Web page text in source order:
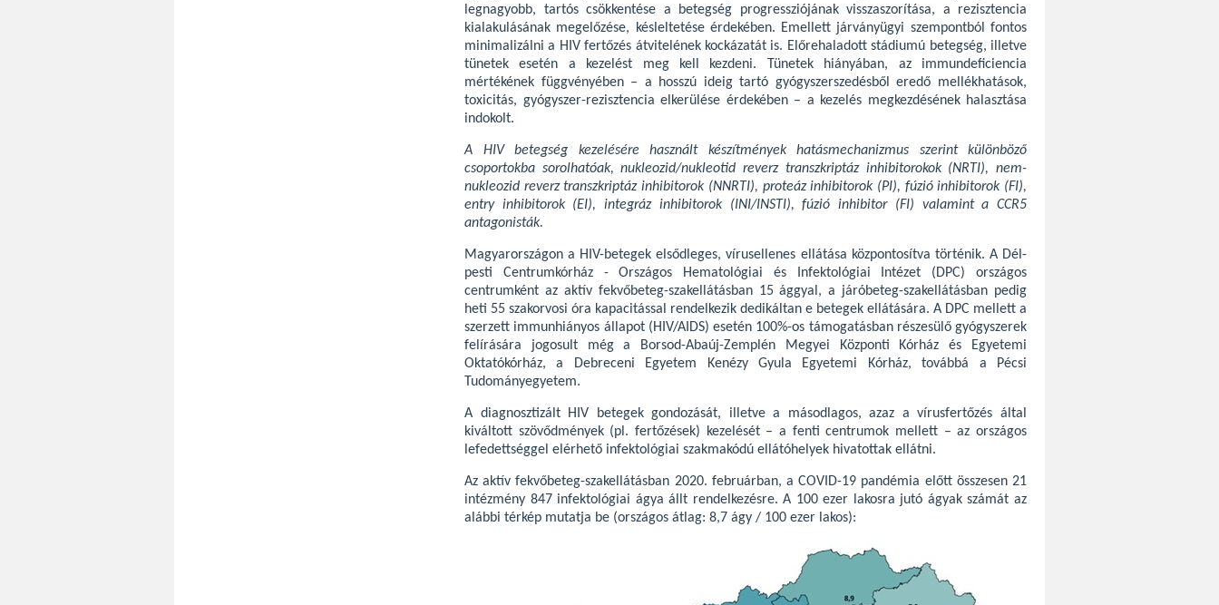
legnagyobb, tartós csökkentése a betegség progressziójának visszaszorítása, a rezisztencia
kialakulásának megelőzése, késleltetése érdekében. Emellett járványügyi szempontból fontos
minimalizálni a HIV fertőzés átvitelének kockázatát is. Előrehaladott stádiumú betegség, illetve
tünetek esetén a kezelést meg kell kezdeni. Tünetek hiányában, az immundeficiencia
mértékének függvényében – a hosszú ideig tartó gyógyszerszedésből eredő mellékhatások,
toxicitás, gyógyszer-rezisztencia elkerülése érdekében – a kezelés megkezdésének halasztása
indokolt.
A HIV betegség kezelésére használt készítmények hatásmechanizmus szerint különböző
csoportokba sorolhatóak, nukleozid/nukleotid reverz transzkriptáz inhibitorokok (NRTI), nem-
nukleozid reverz transzkriptáz inhibitorok (NNRTI), proteáz inhibitorok (PI), fúzió inhibitorok (FI),
entry inhibitorok (EI), integráz inhibitorok (INI/INSTI), fúzió inhibitor (FI) valamint a CCR5
antagonisták.
Magyarországon a HIV-betegek elsődleges, vírusellenes ellátása központosítva történik. A Dél-
pesti Centrumkórház - Országos Hematológiai és Infektológiai Intézet (DPC) országos
centrumként az aktív fekvőbeteg-szakellátásban 15 ággyal, a járóbeteg-szakellátásban pedig
heti 55 szakorvosi óra kapacitással rendelkezik dedikáltan e betegek ellátására. A DPC mellett a
szerzett immunhiányos állapot (HIV/AIDS) esetén 100%-os támogatásban részesülő gyógyszerek
felírására jogosult még a Borsod-Abaúj-Zemplén Megyei Központi Kórház és Egyetemi
Oktatókórház, a Debreceni Egyetem Kenézy Gyula Egyetemi Kórház, továbbá a Pécsi
Tudományegyetem.
A diagnosztizált HIV betegek gondozását, illetve a másodlagos, azaz a vírusfertőzés által
kiváltott szövődmények (pl. fertőzések) kezelését – a fenti centrumok mellett – az országos
lefedettséggel elérhető infektológiai szakmakódú ellátóhelyek hivatottak ellátni.
Az aktív fekvőbeteg-szakellátásban 2020. februárban, a COVID-19 pandémia előtt összesen 21
intézmény 847 infektológiai ágya állt rendelkezésre. A 100 ezer lakosra jutó ágyak számát az
alábbi térkép mutatja be (országos átlag: 8,7 ágy / 100 ezer lakos):